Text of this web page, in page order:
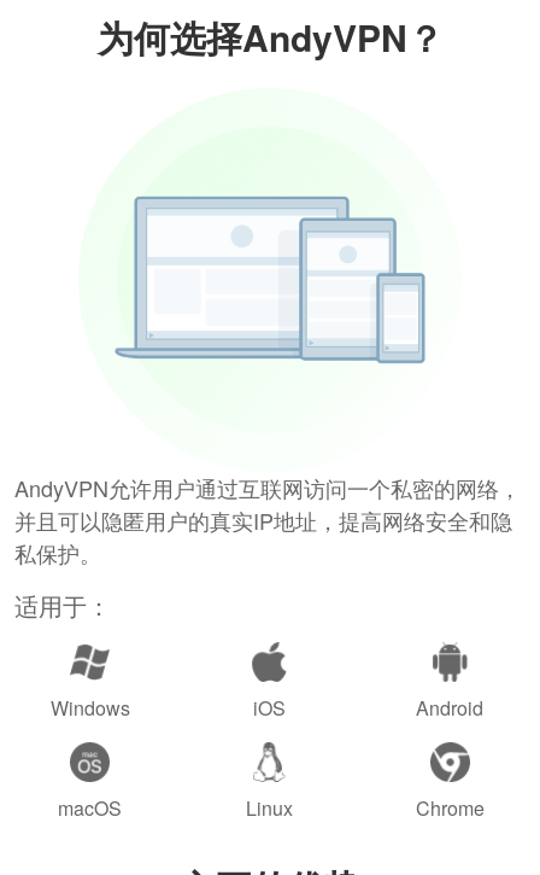
为何选择AndyVPN？
AndyVPN允许用户通过互联网访问一个私密的网络，
并且可以隐匿用户的真实IP地址，提高网络安全和隐
私保护。
适用于：
Windows iOS Android
macOS Linux Chrome